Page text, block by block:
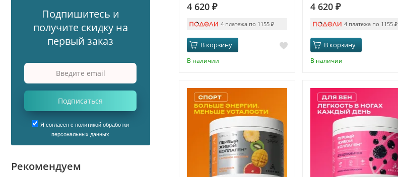
4 620 ₽
4 платежа по 1155₽
В корзину
В наличии
4 620 ₽
4 платежа по 1155₽
В корзину
В наличии
Подпишитесь и
получите скидку на
первый заказ
Подписаться
Я согласен с политикой обработки
персональных данных
Рекомендуем